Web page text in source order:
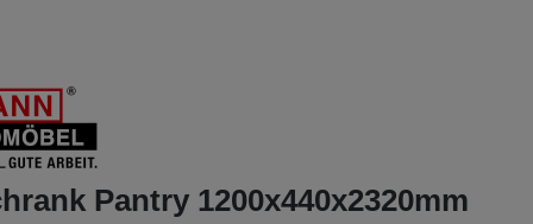
Pantry 1200x440x2320mm